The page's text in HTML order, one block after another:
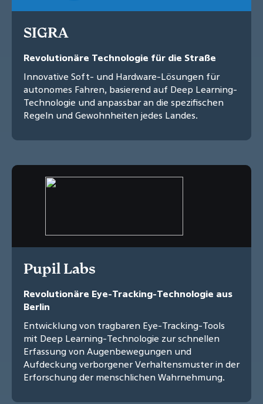
SIGRA
Revolutionäre Technologie für die Straße
Innovative Soft- und Hardware-Lösungen für
autonomes Fahren, basierend auf Deep Learning-
Technologie und anpassbar an die spezifischen
Regeln und Gewohnheiten jedes Landes.
Pupil Labs
Revolutionäre Eye-Tracking-Technologie aus
Berlin
Entwicklung von tragbaren Eye-Tracking-Tools
mit Deep Learning-Technologie zur schnellen
Erfassung von Augenbewegungen und
Aufdeckung verborgener Verhaltensmuster in der
Erforschung der menschlichen Wahrnehmung.